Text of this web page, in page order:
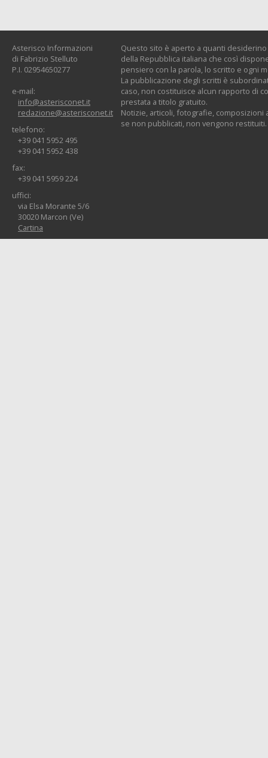
Asterisco Informazioni
di Fabrizio Stelluto
P.I. 02954650277
e-mail:
info@asterisconet.it
redazione@asterisconet.it
telefono:
+39 041 5952 495
+39 041 5952 438
fax:
+39 041 5959 224
uffici:
via Elsa Morante 5/6
30020 Marcon (Ve)
Cartina
Questo sito è aperto a quanti
della Repubblica italiana che così
pensiero con la parola, lo scritto e ogni
La pubblicazione degli scritti è
caso, non costituisce alcun rapporto di
prestata a titolo gratuito.
Notizie, articoli, fotografie, composizioni
se non pubblicati, non vengono restituiti.